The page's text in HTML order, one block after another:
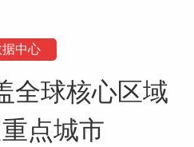
据中心
全球核心区域
点城市